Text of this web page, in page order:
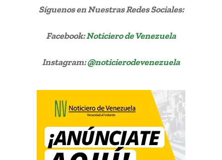
Síguenosen Nuestras Redes Sociales:
Facebook:Noticiero de Venezuela
Instagram:@noticierodevenezuela